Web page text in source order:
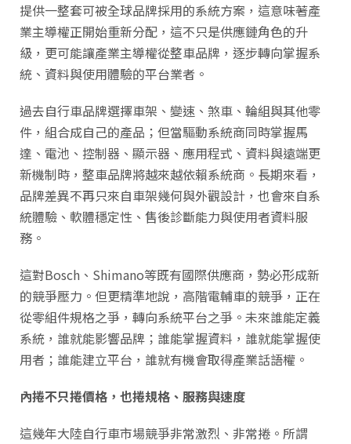
提供一整套可被全球品牌採用的系統方案，這意味著產
業主導權正開始重新分配，這不只是供應鏈角色的升
級，更可能讓產業主導權從整車品牌，逐步轉向掌握系
統、資料與使用體驗的平台業者。
過去自行車品牌選擇車架、變速、煞車、輪組與其他零
件，組合成自己的產品；但當驅動系統商同時掌握馬
達、電池、控制器、顯示器、應用程式、資料與遠端更
新機制時，整車品牌將越來越依賴系統商。長期來看，
品牌差異不再只來自車架幾何與外觀設計，也會來自系
統體驗、軟體穩定性、售後診斷能力與使用者資料服
務。
這對Bosch、Shimano等既有國際供應商，勢必形成新
的競爭壓力。但更精準地說，高階電輔車的競爭，正在
從零組件規格之爭，轉向系統平台之爭。未來誰能定義
系統，誰就能影響品牌；誰能掌握資料，誰就能掌握使
用者；誰能建立平台，誰就有機會取得產業話語權。
內捲不只捲價格，也捲規格、服務與速度
這幾年大陸自行車市場競爭非常激烈、非常捲。所謂